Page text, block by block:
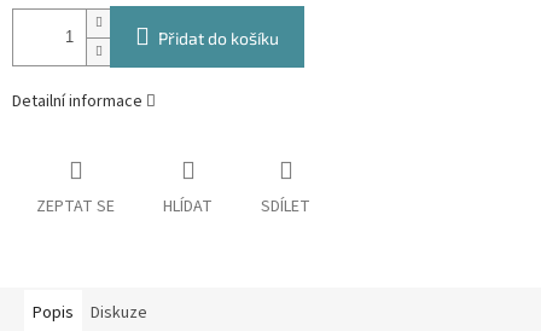
Přidat do košíku
Detailní informace
ZEPTAT SE HLÍDAT SDÍLET
Popis Diskuze